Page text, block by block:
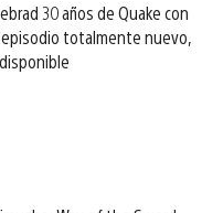
30 años de Quake con
totalmente nuevo,